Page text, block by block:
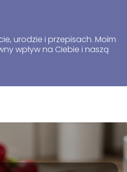
urodzie i przepisach. Moim
wpływ na Ciebie i naszą